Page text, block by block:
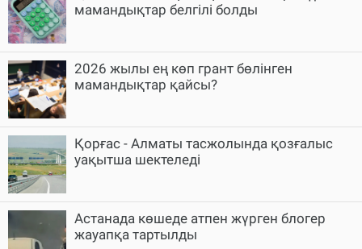
мамандықтар белгілі болды
2026 жылы ең көп грант бөлінген
мамандықтар қайсы?
Қорғас - Алматы тасжолында қозғалыс
уақытша шектеледі
Астанада көшеде атпен жүрген блогер
жауапқа тартылды